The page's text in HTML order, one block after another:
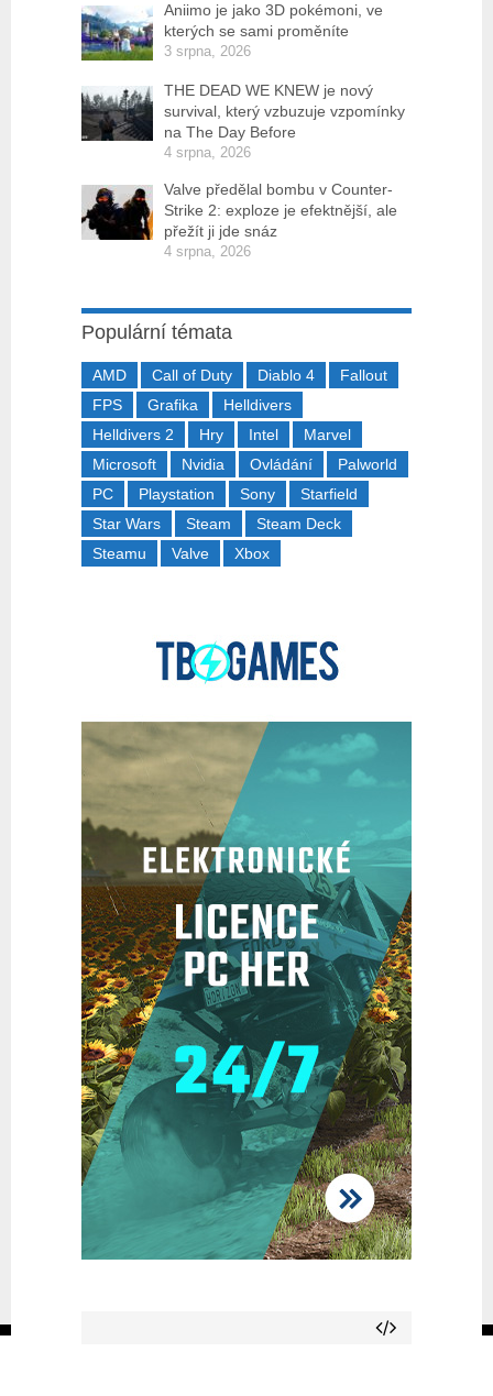
Aniimo je jako 3D pokémoni, ve
kterých se sami proměníte
3 srpna, 2026
THE DEAD WE KNEW je nový
survival, který vzbuzuje vzpomínky
na The Day Before
4 srpna, 2026
Valve předělal bombu v Counter-
Strike 2: exploze je efektnější, ale
přežít ji jde snáz
4 srpna, 2026
Populární témata
AMD Call of Duty Diablo 4
Fallout
FPS
Grafika
Helldivers
Helldivers 2
Hry Intel
Marvel
Microsoft
Nvidia Ovládání
Palworld
PC
Playstation Sony
Starfield
Star Wars
Steam
Steam Deck
Steamu
Valve Xbox